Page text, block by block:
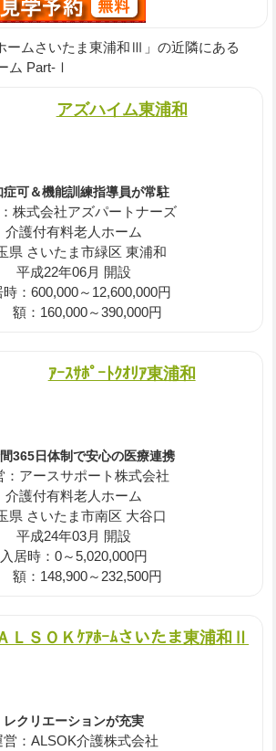
ームさいたま東浦和Ⅲ」の近隣にある
ム Part-Ⅰ
アズハイム東浦和
症可＆機能訓練指導員が常駐
株式会社アズパートナーズ
介護付有料老人ホーム
県 さいたま市緑区 東浦和
平成22年06月 開設
時：600,000～12,600,000円
額：160,000～390,000円
ｱｰｽｻﾎﾟｰﾄｸｵﾘｱ東浦和
365日体制で安心の医療連携
：アースサポート株式会社
介護付有料老人ホーム
県 さいたま市南区 大谷口
平成24年03月 開設
入居時：0～5,020,000円
額：148,900～232,500円
ＬＳＯＫｹｱﾎｰﾑさいたま東浦和Ⅱ
レクリエーションが充実
営：ALSOK介護株式会社